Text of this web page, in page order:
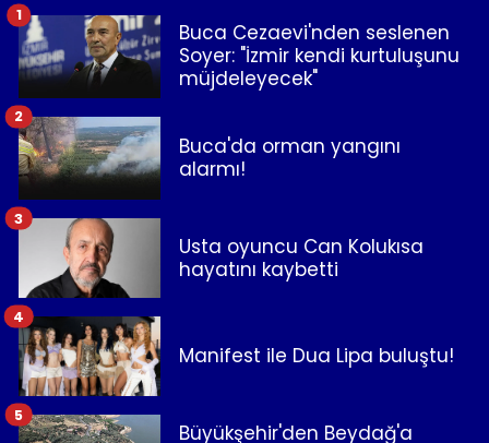
Buca Cezaevi'nden seslenen
Soyer: "İzmir kendi kurtuluşunu
müjdeleyecek"
1
Buca'da orman yangını
alarmı!
2
Usta oyuncu Can Kolukısa
hayatını kaybetti
3
Manifest ile Dua Lipa buluştu!
4
Büyükşehir'den Beydağ'a
5